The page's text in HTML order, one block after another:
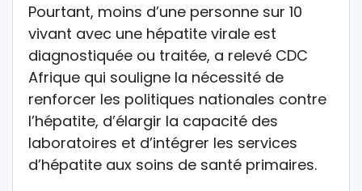
Pourtant, moins d’une personne sur 10
vivant avec une hépatite virale est
diagnostiquée ou traitée, a relevé CDC
Afrique qui souligne la nécessité de
renforcer les politiques nationales contre
l’hépatite, d’élargir la capacité des
laboratoires et d’intégrer les services
d’hépatite aux soins de santé primaires.